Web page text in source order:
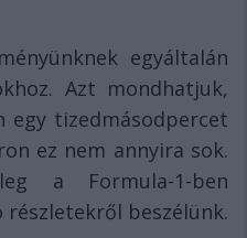
egyáltalán
Azt mondhatjuk,
egy tizedmásodpercet
ez nem annyira sok.
a Formula-1-ben
beszélünk.